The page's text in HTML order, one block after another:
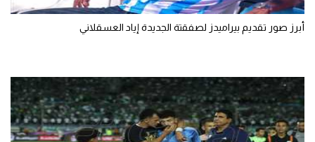
أبرز صور تقديم بيراميدز لصفقتة الجديدة إياد العسقلاني